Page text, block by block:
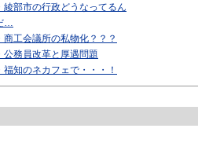
綾部市の行政どうなってるん
…
商工会議所の私物化？？？
公務員改革と厚遇問題
福知のネカフェで・・・！